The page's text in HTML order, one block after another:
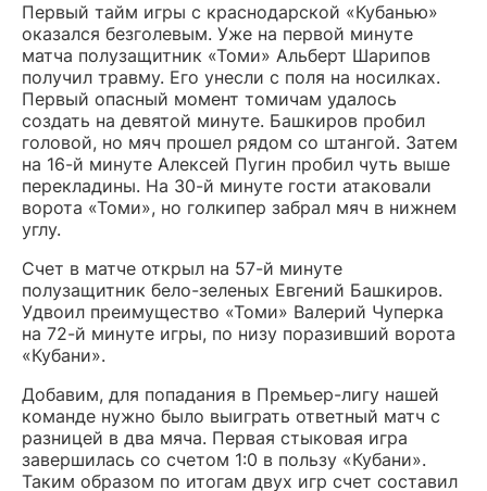
Первый тайм игры с краснодарской «Кубанью»
оказался безголевым. Уже на первой минуте
матча полузащитник «Томи» Альберт Шарипов
получил травму. Его унесли с поля на носилках.
Первый опасный момент томичам удалось
создать на девятой минуте. Башкиров пробил
головой, но мяч прошел рядом со штангой. Затем
на 16-й минуте Алексей Пугин пробил чуть выше
перекладины. На 30-й минуте гости атаковали
ворота «Томи», но голкипер забрал мяч в нижнем
углу.
Счет в матче открыл на 57-й минуте
полузащитник бело-зеленых Евгений Башкиров.
Удвоил преимущество «Томи» Валерий Чуперка
на 72-й минуте игры, по низу поразивший ворота
«Кубани».
Добавим, для попадания в Премьер-лигу нашей
команде нужно было выиграть ответный матч с
разницей в два мяча. Первая стыковая игра
завершилась со счетом 1:0 в пользу «Кубани».
Таким образом по итогам двух игр счет составил